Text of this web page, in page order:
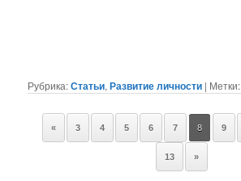
Рубрика:Статьи,Развитие личности | Метки:
Навигация
« 3 4 5 6 7 8 9
13 »